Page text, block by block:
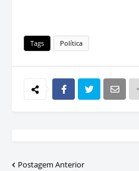
Tags Política
Postagem Anterior